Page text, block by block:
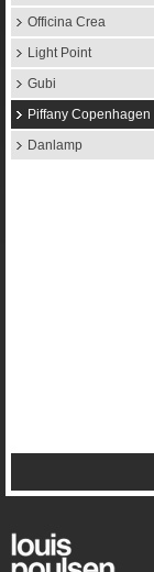
Officina Crea
Light Point
Gubi
Piffany Copenhagen
Danlamp